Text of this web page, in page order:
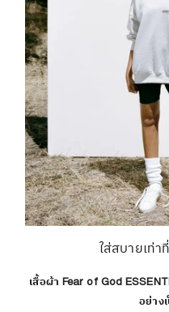
ใส่สบายเท่า
เสื้อผ้า Fear of God
อย่าง